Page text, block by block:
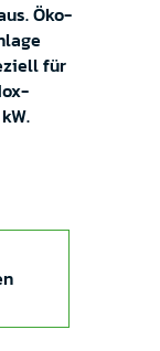
Öko-
für